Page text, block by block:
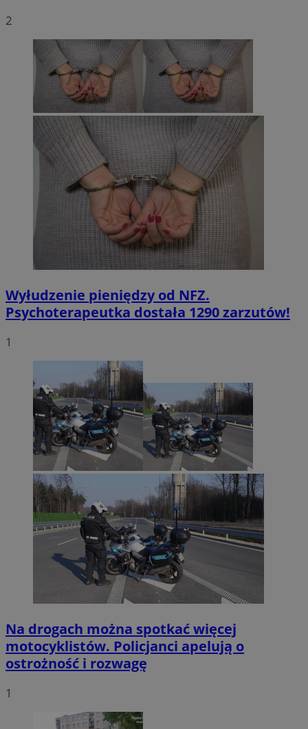
2
Wyłudzenie pieniędzy od NFZ.
Psychoterapeutka dostała 1290 zarzutów!
1
Na drogach można spotkać więcej
motocyklistów. Policjanci apelują o
ostrożność i rozwagę
1